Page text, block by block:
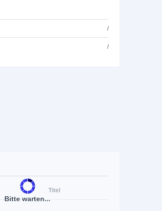
/
/
Bitte warten...
Titel